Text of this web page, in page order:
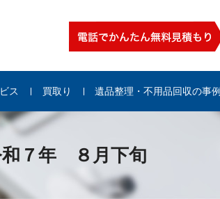
ス 買取り 遺品整理・不用品回収の事例
７年 ８月下旬